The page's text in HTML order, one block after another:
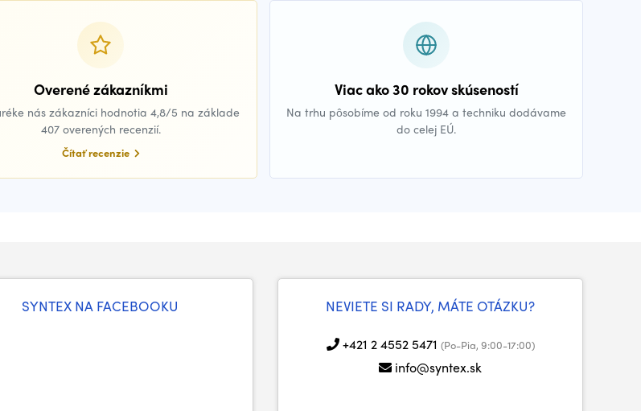
Overené zákazníkmi
nás zákazníci hodnotia 4,8/5 na základe
407 overených recenzií.
Čítať recenzie
Viac ako 30 rokov skúseností
Na trhu pôsobíme od roku 1994 a techniku dodávame
do celej EÚ.
SYNTEX NA FACEBOOKU NEVIETE SI RADY, MÁTE OTÁZKU?
+421 2 4552 5471 (Po-Pia, 9:00-17:00)
info@syntex.sk